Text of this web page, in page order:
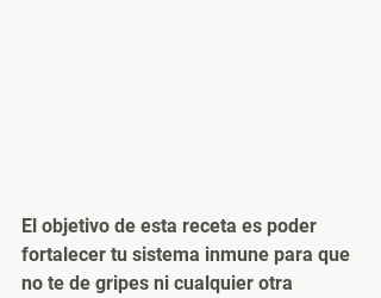
El objetivo de esta receta es poder
fortalecer tu sistema inmune para que
no te de gripes ni cualquier otra